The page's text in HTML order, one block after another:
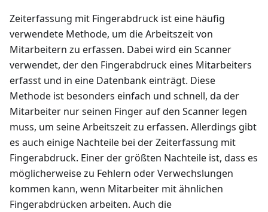
Zeiterfassung mit Fingerabdruck ist eine häufig
verwendete Methode, um die Arbeitszeit von
Mitarbeitern zu erfassen. Dabei wird ein Scanner
verwendet, der den Fingerabdruck eines Mitarbeiters
erfasst und in eine Datenbank einträgt. Diese
Methode ist besonders einfach und schnell, da der
Mitarbeiter nur seinen Finger auf den Scanner legen
muss, um seine Arbeitszeit zu erfassen. Allerdings gibt
es auch einige Nachteile bei der Zeiterfassung mit
Fingerabdruck. Einer der größten Nachteile ist, dass es
möglicherweise zu Fehlern oder Verwechslungen
kommen kann, wenn Mitarbeiter mit ähnlichen
Fingerabdrücken arbeiten. Auch die